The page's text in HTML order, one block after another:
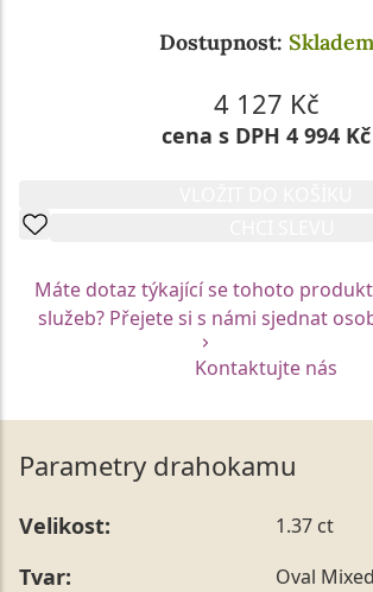
Dostupnost: Skladem
4 127 Kč
cena s DPH 4 994 Kč
Máte dotaz týkající se tohoto
služeb? Přejete si s námi sjednat
Kontaktujte nás
Parametry drahokamu
Velikost: 1.37 ct
Tvar: Oval